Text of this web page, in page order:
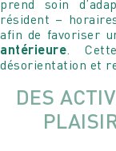
prend soin
résident –
afin de favoriser
antérieure .
désorientation et
DES